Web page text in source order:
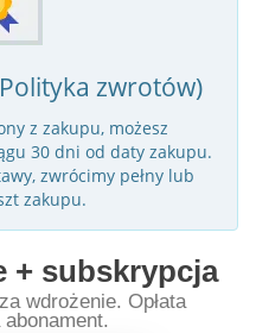
zwrotów)
z zakupu, możesz
30 dni od daty zakupu.
zwrócimy pełny lub
zakupu.
+ subskrypcja
wdrożenie. Opłata